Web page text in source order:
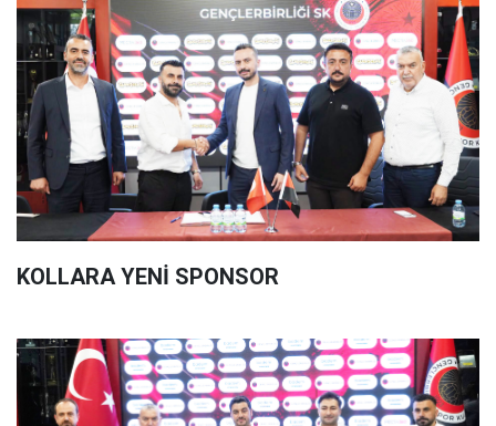
KOLLARA YENİ SPONSOR